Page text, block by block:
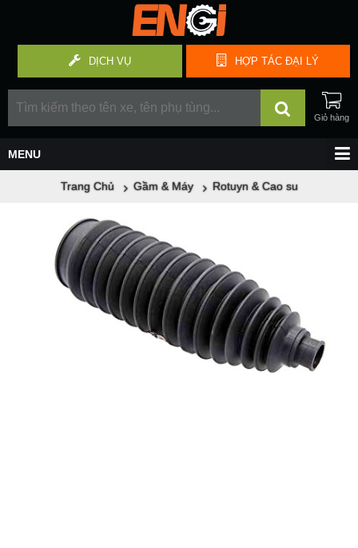
HỢP TÁC ĐẠI LÝ
DỊCH VỤ
Trang Chủ Gầm & Máy Rotuyn & Cao su